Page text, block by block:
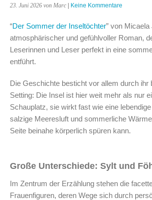
23. Juni 2026 von Marc | Keine Kommentare
“Der Sommer der Inseltöchter” von
atmosphärischer und gefühlvoller Roman,
Leserinnen und Leser perfekt in eine
entführt.
Die Geschichte besticht vor allem durch ihr
Setting: Die Insel ist hier weit mehr als nur
Schauplatz, sie wirkt fast wie eine
salzige Meeresluft und sommerliche
Seite beinahe körperlich spüren kann.
Große Unterschiede: Sylt und
Im Zentrum der Erzählung stehen die
Frauenfiguren, deren Wege sich durch